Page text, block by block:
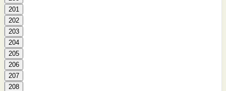
201
202
203
204
205
206
207
208